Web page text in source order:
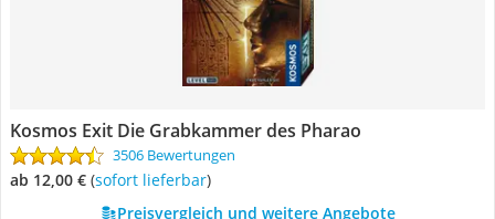
Kosmos Exit Die Grabkammer des Pharao
3506 Bewertungen
ab 12,00 € ( Sofort lieferbar)
Preisvergleich und weitere Angebote